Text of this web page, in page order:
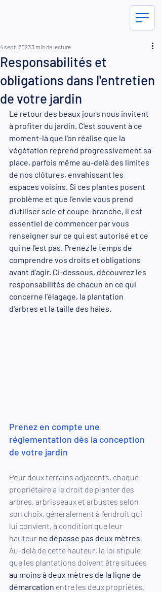
Responsabilités et
obligations dans l'entretien
de votre jardin
4 sept. 20233 min de lecture
Le retour des beaux jours nous invitent
à profiter du jardin. C'est souvent à ce
moment-là que l'on réalise que la
végétation reprend progressivement sa
place, parfois même au-delà des limites
de nos clôtures, envahissant les
espaces voisins. Si ces plantes posent
problème et que l'envie vous prend
d'utiliser scie et coupe-branche, il est
essentiel de commencer par vous
renseigner sur ce qui est autorisé et ce
qui ne l'est pas. Prenez le temps de
comprendre vos droits et obligations
avant d'agir. Ci-dessous, découvrez les
responsabilités de chacun en ce qui
concerne l'élagage, la plantation
d'arbres et la taille des haies.
Prenez en compte une
réglementation dès la conception
de votre jardin
Pour deux terrains adjacents, chaque
propriétaire a le droit de planter des
arbres, arbrisseaux et arbustes selon
son choix, généralement à l'endroit qui
lui convient, à condition que leur
hauteur ne dépasse pas deux mètres
Au-delà de cette hauteur, la loi stipule
que les plantations doivent être situées
au moins à deux mètres de la ligne de
démarcation entre les deux propriétés.